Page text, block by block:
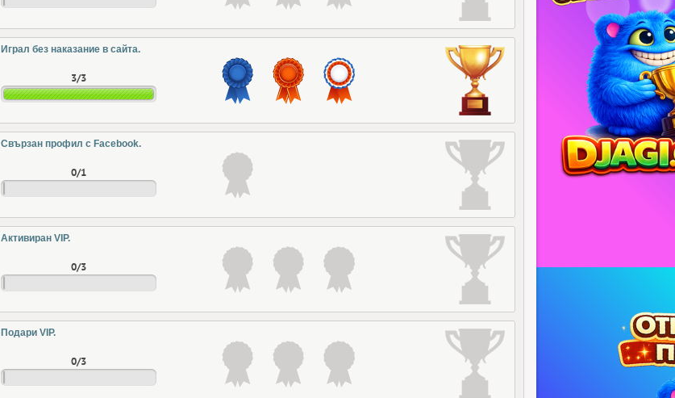
Играл без наказание в сайта.
3/3
Свързан профил с Facebook.
0/1
Активиран VIP.
0/3
Подари VIP.
0/3